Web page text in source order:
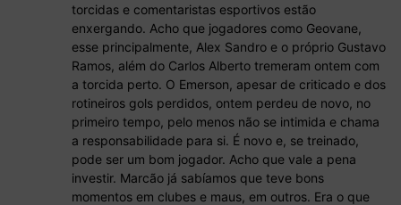
torcidas e comentaristas esportivos estão
enxergando. Acho que jogadores como Geovane,
esse principalmente, Alex Sandro e o próprio Gustavo
Ramos, além do Carlos Alberto tremeram ontem com
a torcida perto. O Emerson, apesar de criticado e dos
rotineiros gols perdidos, ontem perdeu de novo, no
primeiro tempo, pelo menos não se intimida e chama
a responsabilidade para si. É novo e, se treinado,
pode ser um bom jogador. Acho que vale a pena
investir. Marcão já sabíamos que teve bons
momentos em clubes e maus, em outros. Era o que